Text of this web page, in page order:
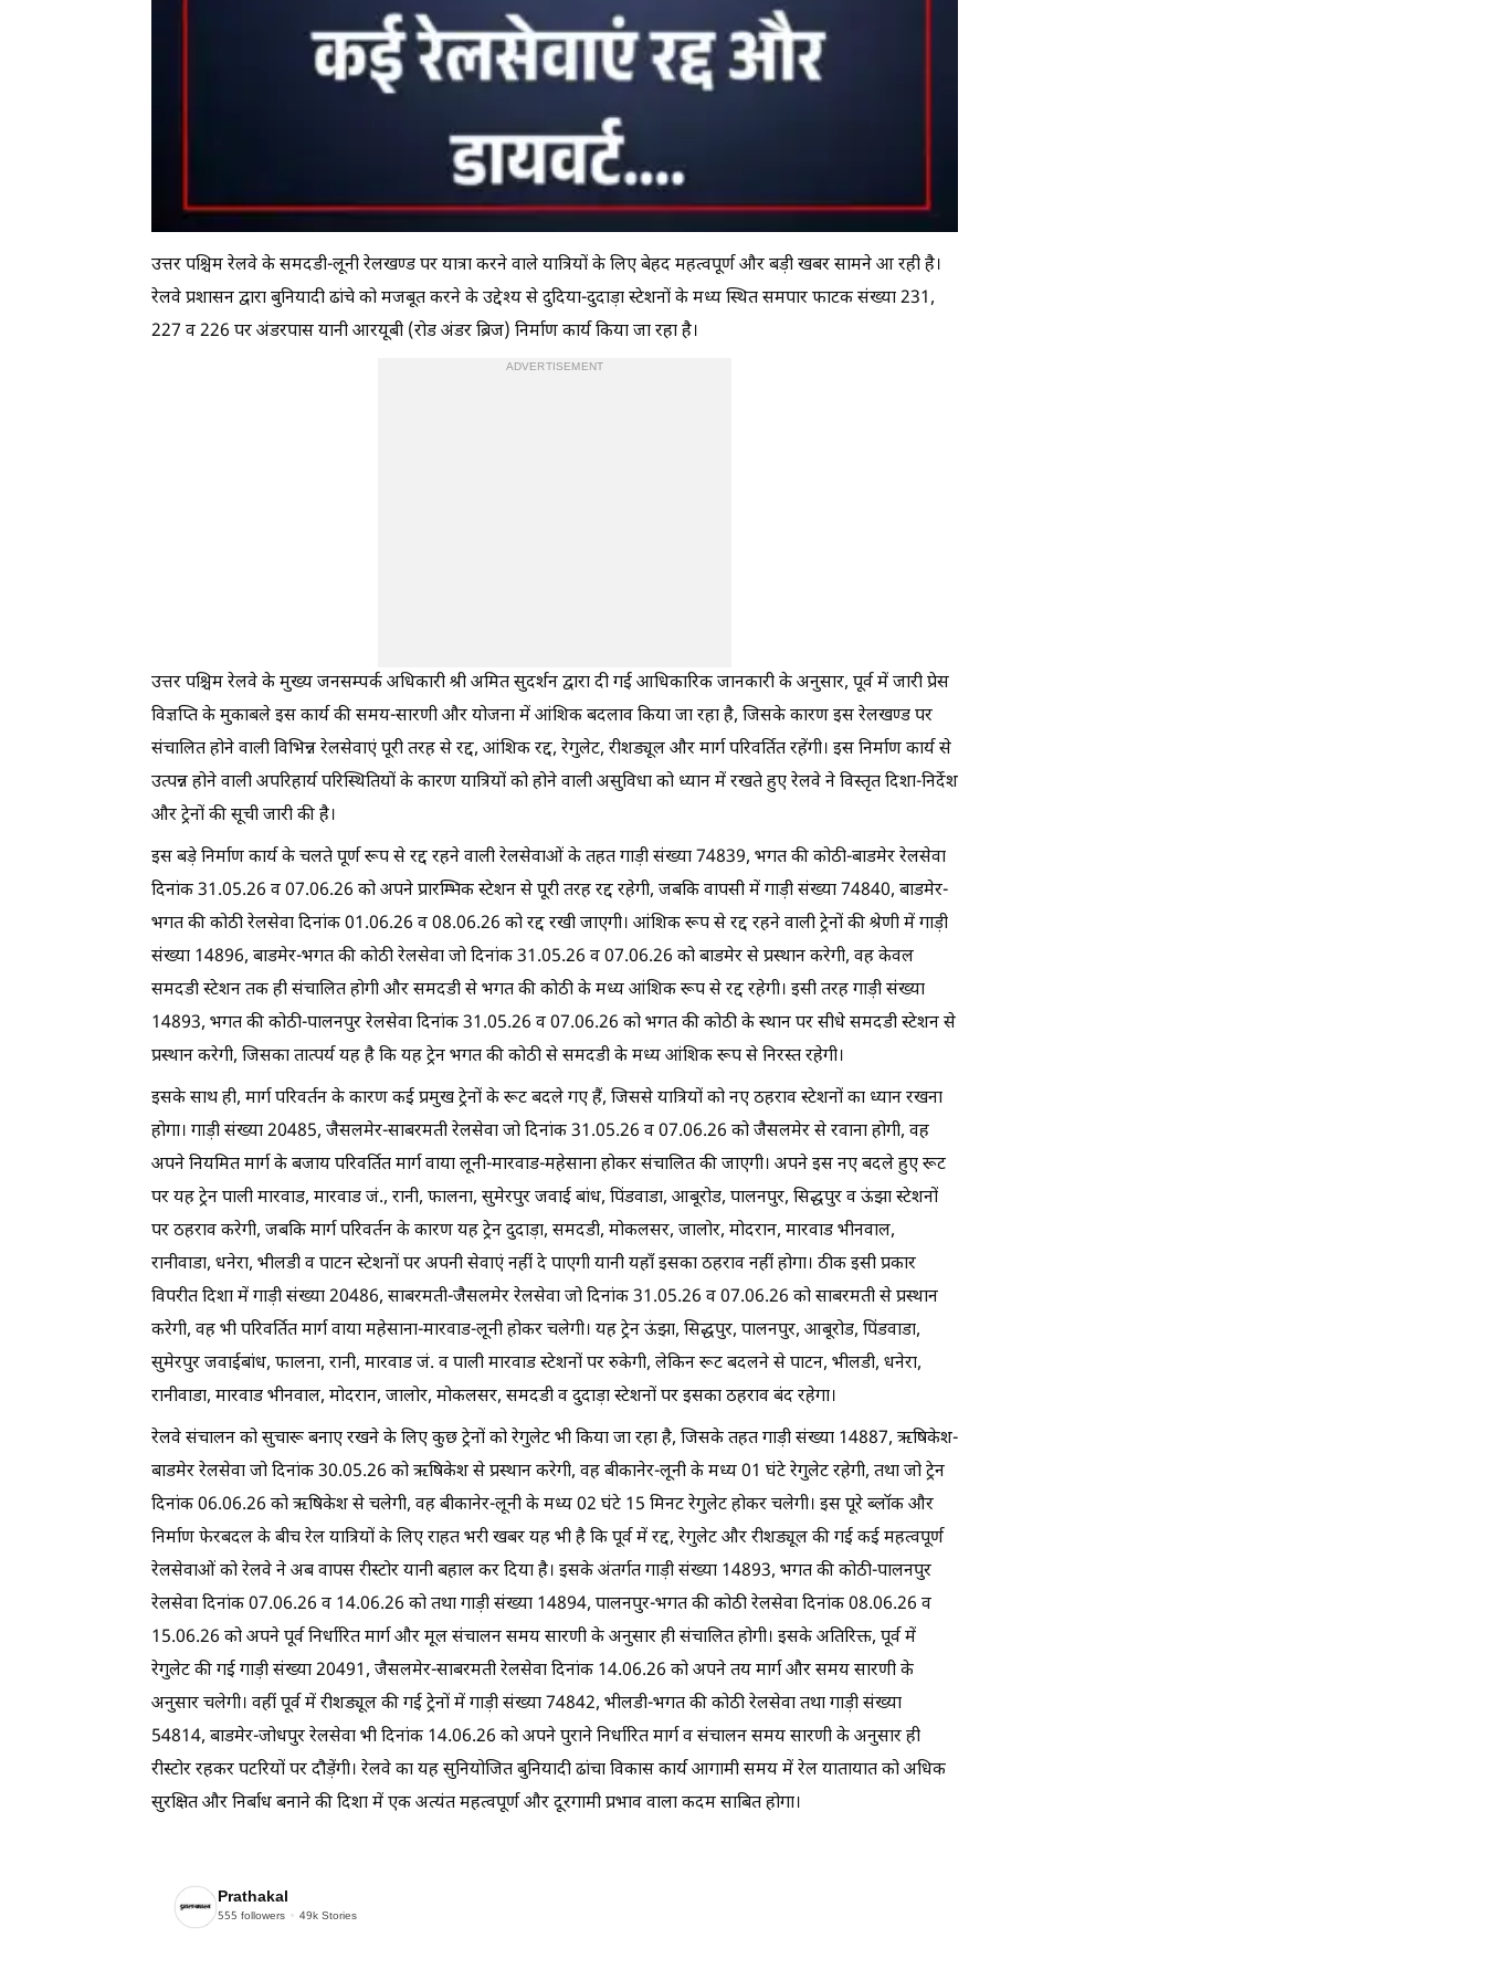
उत्तर पश्चिम रेलवे के समदडी-लूनी रेलखण्ड पर यात्रा करने वाले यात्रियों के लिए बेहद महत्वपूर्ण और बड़ी खबर सामने आ रही है।
रेलवे प्रशासन द्वारा बुनियादी ढांचे को मजबूत करने के उद्देश्य से दुदिया-दुदाड़ा स्टेशनों के मध्य स्थित समपार फाटक संख्या 231,
227 व 226 पर अंडरपास यानी आरयूबी (रोड अंडर ब्रिज) निर्माण कार्य किया जा रहा है।
ADVERTISEMENT
उत्तर पश्चिम रेलवे के मुख्य जनसम्पर्क अधिकारी श्री अमित सुदर्शन द्वारा दी गई आधिकारिक जानकारी के अनुसार, पूर्व में जारी प्रेस
विज्ञप्ति के मुकाबले इस कार्य की समय-सारणी और योजना में आंशिक बदलाव किया जा रहा है, जिसके कारण इस रेलखण्ड पर
संचालित होने वाली विभिन्न रेलसेवाएं पूरी तरह से रद्द, आंशिक रद्द, रेगुलेट, रीशड्यूल और मार्ग परिवर्तित रहेंगी। इस निर्माण कार्य से
उत्पन्न होने वाली अपरिहार्य परिस्थितियों के कारण यात्रियों को होने वाली असुविधा को ध्यान में रखते हुए रेलवे ने विस्तृत दिशा-निर्देश
और ट्रेनों की सूची जारी की है।
इस बड़े निर्माण कार्य के चलते पूर्ण रूप से रद्द रहने वाली रेलसेवाओं के तहत गाड़ी संख्या 74839, भगत की कोठी-बाडमेर रेलसेवा
दिनांक 31.05.26 व 07.06.26 को अपने प्रारम्भिक स्टेशन से पूरी तरह रद्द रहेगी, जबकि वापसी में गाड़ी संख्या 74840, बाडमेर-
भगत की कोठी रेलसेवा दिनांक 01.06.26 व 08.06.26 को रद्द रखी जाएगी। आंशिक रूप से रद्द रहने वाली ट्रेनों की श्रेणी में गाड़ी
संख्या 14896, बाडमेर-भगत की कोठी रेलसेवा जो दिनांक 31.05.26 व 07.06.26 को बाडमेर से प्रस्थान करेगी, वह केवल
समदडी स्टेशन तक ही संचालित होगी और समदडी से भगत की कोठी के मध्य आंशिक रूप से रद्द रहेगी। इसी तरह गाड़ी संख्या
14893, भगत की कोठी-पालनपुर रेलसेवा दिनांक 31.05.26 व 07.06.26 को भगत की कोठी के स्थान पर सीधे समदडी स्टेशन से
प्रस्थान करेगी, जिसका तात्पर्य यह है कि यह ट्रेन भगत की कोठी से समदडी के मध्य आंशिक रूप से निरस्त रहेगी।
इसके साथ ही, मार्ग परिवर्तन के कारण कई प्रमुख ट्रेनों के रूट बदले गए हैं, जिससे यात्रियों को नए ठहराव स्टेशनों का ध्यान रखना
होगा। गाड़ी संख्या 20485, जैसलमेर-साबरमती रेलसेवा जो दिनांक 31.05.26 व 07.06.26 को जैसलमेर से रवाना होगी, वह
अपने नियमित मार्ग के बजाय परिवर्तित मार्ग वाया लूनी-मारवाड-महेसाना होकर संचालित की जाएगी। अपने इस नए बदले हुए रूट
पर यह ट्रेन पाली मारवाड, मारवाड जं., रानी, फालना, सुमेरपुर जवाई बांध, पिंडवाडा, आबूरोड, पालनपुर, सिद्धपुर व ऊंझा स्टेशनों
पर ठहराव करेगी, जबकि मार्ग परिवर्तन के कारण यह ट्रेन दुदाड़ा, समदडी, मोकलसर, जालोर, मोदरान, मारवाड भीनवाल,
रानीवाडा, धनेरा, भीलडी व पाटन स्टेशनों पर अपनी सेवाएं नहीं दे पाएगी यानी यहाँ इसका ठहराव नहीं होगा। ठीक इसी प्रकार
विपरीत दिशा में गाड़ी संख्या 20486, साबरमती-जैसलमेर रेलसेवा जो दिनांक 31.05.26 व 07.06.26 को साबरमती से प्रस्थान
करेगी, वह भी परिवर्तित मार्ग वाया महेसाना-मारवाड-लूनी होकर चलेगी। यह ट्रेन ऊंझा, सिद्धपुर, पालनपुर, आबूरोड, पिंडवाडा,
सुमेरपुर जवाईबांध, फालना, रानी, मारवाड जं. व पाली मारवाड स्टेशनों पर रुकेगी, लेकिन रूट बदलने से पाटन, भीलडी, धनेरा,
रानीवाडा, मारवाड भीनवाल, मोदरान, जालोर, मोकलसर, समदडी व दुदाड़ा स्टेशनों पर इसका ठहराव बंद रहेगा।
रेलवे संचालन को सुचारू बनाए रखने के लिए कुछ ट्रेनों को रेगुलेट भी किया जा रहा है, जिसके तहत गाड़ी संख्या 14887, ऋषिकेश-
बाडमेर रेलसेवा जो दिनांक 30.05.26 को ऋषिकेश से प्रस्थान करेगी, वह बीकानेर-लूनी के मध्य 01 घंटे रेगुलेट रहेगी, तथा जो ट्रेन
दिनांक 06.06.26 को ऋषिकेश से चलेगी, वह बीकानेर-लूनी के मध्य 02 घंटे 15 मिनट रेगुलेट होकर चलेगी। इस पूरे ब्लॉक और
निर्माण फेरबदल के बीच रेल यात्रियों के लिए राहत भरी खबर यह भी है कि पूर्व में रद्द, रेगुलेट और रीशड्यूल की गई कई महत्वपूर्ण
रेलसेवाओं को रेलवे ने अब वापस रीस्टोर यानी बहाल कर दिया है। इसके अंतर्गत गाड़ी संख्या 14893, भगत की कोठी-पालनपुर
रेलसेवा दिनांक 07.06.26 व 14.06.26 को तथा गाड़ी संख्या 14894, पालनपुर-भगत की कोठी रेलसेवा दिनांक 08.06.26 व
15.06.26 को अपने पूर्व निर्धारित मार्ग और मूल संचालन समय सारणी के अनुसार ही संचालित होगी। इसके अतिरिक्त, पूर्व में
रेगुलेट की गई गाड़ी संख्या 20491, जैसलमेर-साबरमती रेलसेवा दिनांक 14.06.26 को अपने तय मार्ग और समय सारणी के
अनुसार चलेगी। वहीं पूर्व में रीशड्यूल की गई ट्रेनों में गाड़ी संख्या 74842, भीलडी-भगत की कोठी रेलसेवा तथा गाड़ी संख्या
54814, बाडमेर-जोधपुर रेलसेवा भी दिनांक 14.06.26 को अपने पुराने निर्धारित मार्ग व संचालन समय सारणी के अनुसार ही
रीस्टोर रहकर पटरियों पर दौड़ेंगी। रेलवे का यह सुनियोजित बुनियादी ढांचा विकास कार्य आगामी समय में रेल यातायात को अधिक
सुरक्षित और निर्बाध बनाने की दिशा में एक अत्यंत महत्वपूर्ण और दूरगामी प्रभाव वाला कदम साबित होगा।
Prathakal
555 followers 49k Stories